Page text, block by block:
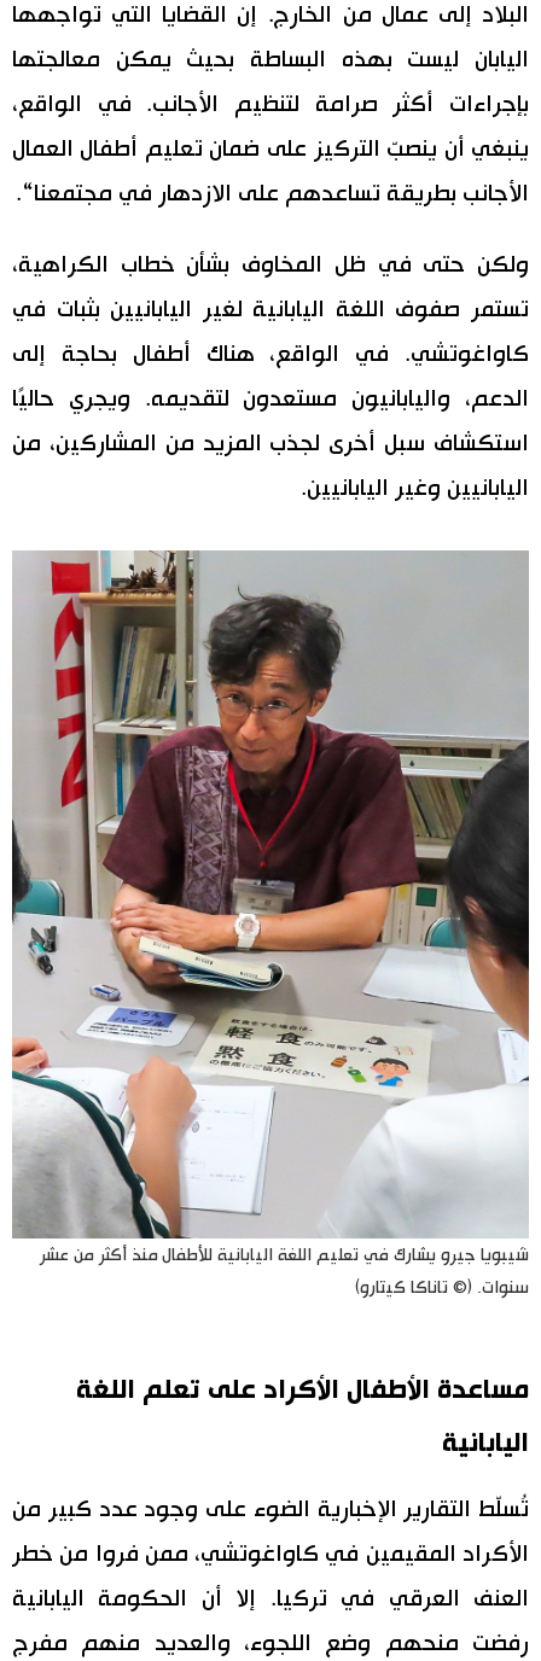
البلاد إلى عمال من الخارج. إن القضايا التي تواجهها
اليابان ليست بهذه البساطة بحيث يمكن معالجتها
بإجراءات أكثر صرامة لتنظيم الأجانب. في الواقع،
ينبغي أن ينصبّ التركيز على ضمان تعليم أطفال العمال
الأجانب بطريقة تساعدهم على الازدهار في مجتمعنا“.
ولكن حتى في ظل المخاوف بشأن خطاب الكراهية،
تستمر صفوف اللغة اليابانية لغير اليابانيين بثبات في
كاواغوتشي. في الواقع، هناك أطفال بحاجة إلى
الدعم، واليابانيون مستعدون لتقديمه. ويجري حاليًا
استكشاف سبل أخرى لجذب المزيد من المشاركين، من
اليابانيين وغير اليابانيين.
شيبويا جيرو يشارك في تعليم اللغة اليابانية للأطفال منذ أكثر من عشر
سنوات. (© تاناكا كيتارو)
مساعدة الأطفال الأكراد على تعلم اللغة
اليابانية
تُسلّط التقارير الإخبارية الضوء على وجود عدد كبير من
الأكراد المقيمين في كاواغوتشي، ممن فروا من خطر
العنف العرقي في تركيا. إلا أن الحكومة اليابانية
رفضت منحهم وضع اللجوء، والعديد منهم مفرج